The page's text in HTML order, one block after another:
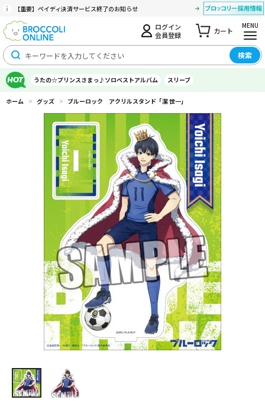
【重要】ペイディ決済サービス終了のお知らせ
ログイン
会員登録
カート
MENU
検索
うたの☆プリンスさまっ♪ソロベストアルバム スリーブ
ホーム > グッズ > ブルーロック アクリルスタンド「潔 世一」